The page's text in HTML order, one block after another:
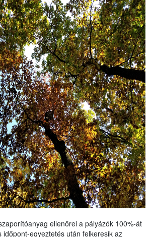
ellenőrei a pályázók 100%-át
időpont-egyeztetés után felkeresik az